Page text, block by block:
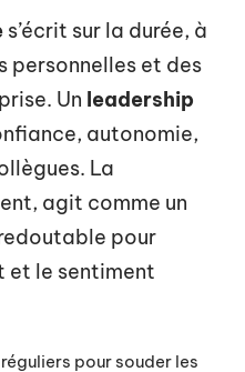
s’écrit sur la durée, à
personnelles et des
Un leadership
autonomie,
La
agit comme un
pour
et le sentiment
réguliers pour souder les